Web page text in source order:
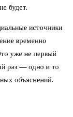
будет.
источники
временно
уже не первый
раз — одно и то
объяснений.